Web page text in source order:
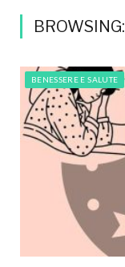
BROWSING:
BENESSERE E SALUTE